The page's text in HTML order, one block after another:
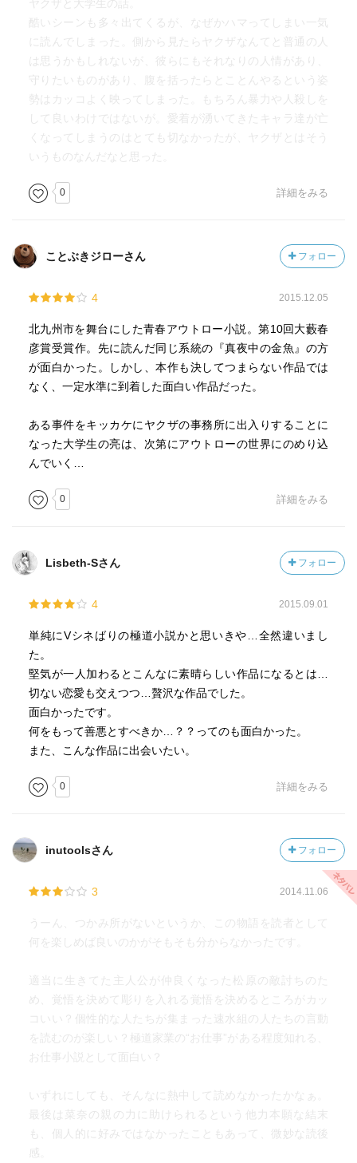
ヤクザと大学生の話。
酷いシーンも多々出てくるが、なぜかハマってしまい一気
に読んでしまった。側から見たらヤクザなんてと普通の人
は思うかもしれないが、彼らにもそれなりの人情があり、
守りたいものがあり、腹を括ったらとことんやるという姿
勢はカッコよく映ってしまった。もちろん暴力や人殺しを
して良いわけではないが。愛着が湧いてきたキャラ達が亡
くなってしまうのはとても切なかったが、ヤクザとはそう
いうものなんだなと思った。
0 詳細をみる
ことぶきジローさん フォロー
4 2015.12.05
北九州市を舞台にした青春アウトロー小説。第10回大藪春
彦賞受賞作。先に読んだ同じ系統の『真夜中の金魚』の方
が面白かった。しかし、本作も決してつまらない作品では
なく、一定水準に到着した面白い作品だった。
ある事件をキッカケにヤクザの事務所に出入りすることに
なった大学生の亮は、次第にアウトローの世界にのめり込
んでいく…
0 詳細をみる
Lisbeth-Sさん フォロー
4 2015.09.01
単純にVシネばりの極道小説かと思いきや…全然違いまし
た。
堅気が一人加わるとこんなに素晴らしい作品になるとは…
切ない恋愛も交えつつ…贅沢な作品でした。
面白かったです。
何をもって善悪とすべきか…？？ってのも面白かった。
また、こんな作品に出会いたい。
0 詳細をみる
inutoolsさん フォロー
3 2014.11.06
うーん、つかみ所がないというか、この物語を読者として
何を楽しめば良いのかがそもそも分からなかったです。
適当に生きてた主人公が仲良くなった松原の敵討ちのた
め、覚悟を決めて彫りを入れる覚悟を決めるところがカッ
コいい？個性的な人たちが集まった速水組の人たちの言動
を読むのが楽しい？極道家業の“お仕事”がある程度知れる、
お仕事小説として面白い？
いずれにしても、そんなに熱中して読めなかったかなぁ。
最後は菜奈の親の力に助けられるという他力本願な結末
も、個人的に好みではなかったこともあって、微妙な読後
感。